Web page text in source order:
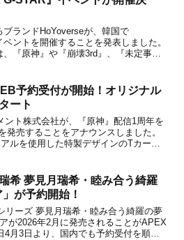
ランドHoYoverseが、韓国で
ベントを開催することを発表しました。
、『原神』や『崩壊3rd』、『未定事件
予約受付が開始！オリジナル
ート
ント株式会社が、『原神』配信1周年を
発売することをアナウンスしました。
ルを使用した特製デザインのTカード
希 夢見月瑞希・睦み合う綺羅
が予約開始！
リーズ 夢見月瑞希・睦み合う綺羅の夢
が2026年2月に発売されることがAPEX
4月3日より、国内でも予約受付を順次